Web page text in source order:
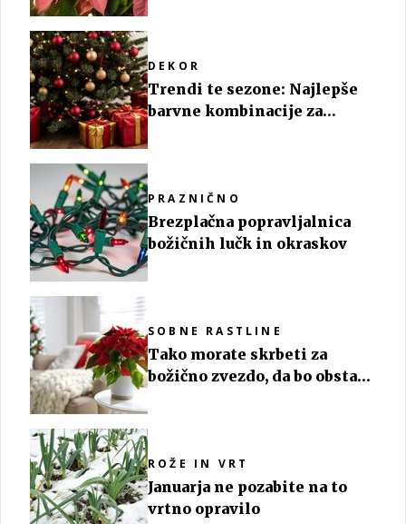
DEKOR
Trendi te sezone: Najlepše
barvne kombinacije za
PRAZNIČNO
Brezplačna popravljalnica
božičnih lučk in okraskov
SOBNE RASTLINE
Tako morate skrbeti za
božično zvezdo, da bo obstala
ROŽE IN VRT
Januarja ne pozabite na to
vrtno opravilo